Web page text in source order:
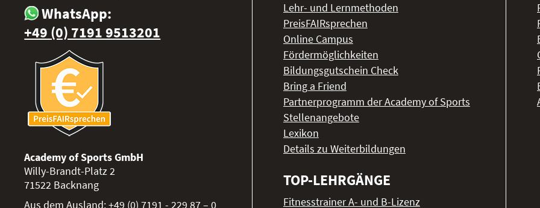
WhatsApp:
+49 (0) 7191 9513201
Academy of Sports GmbH
Willy-Brandt-Platz 2
71522 Backnang
Aus dem Ausland:+49 (0) 7191 - 229 87 – 0
Lehr- und Lernmethoden
PreisFAIRsprechen
Online Campus
Fördermöglichkeiten
Bildungsgutschein Check
Bring a Friend
Partnerprogramm der Academy of Sports
Stellenangebote
Lexikon
Details zu Weiterbildungen
TOP-LEHRGÄNGE
Fitnesstrainer A- und B-Lizenz